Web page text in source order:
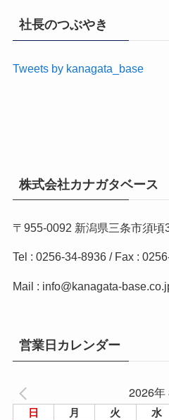
社長のつぶやき
Tweets by kanagata_base
株式会社カナガタベース
〒955-0092 新潟県三条市須頃
Tel : 0256-34-8936 / Fax :
Mail : info@kanagata-
営業日カレンダー
2026年
日 月 火 水